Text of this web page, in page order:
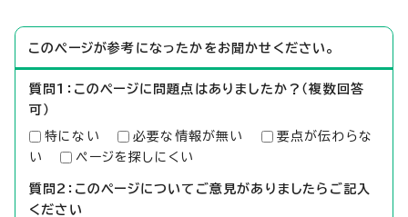
このページが参考になったかをお聞かせください。
質問1：このページに問題点はありましたか？（複数回答
可）
特にない 必要な情報が無い
要点が伝わらな
い
ページを探しにくい
質問2：このページについてご意見がありましたらご記入
ください